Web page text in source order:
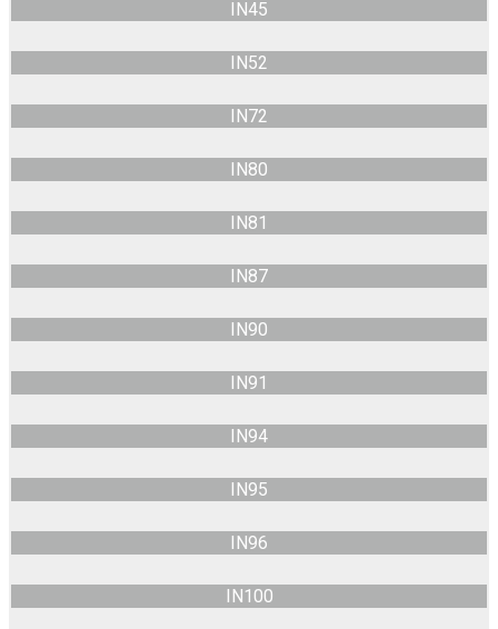
IN45
IN52
IN72
IN80
IN81
IN87
IN90
IN91
IN94
IN95
IN96
IN100